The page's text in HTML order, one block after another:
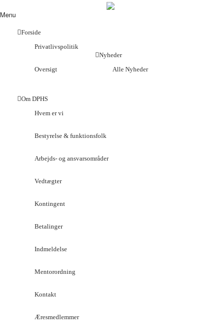
Menu
Forside
Privatlivspolitik
Oversigt
Nyheder
Alle Nyheder
Om DPHS
Hvem er vi
Bestyrelse & funktionsfolk
Arbejds- og ansvarsområder
Vedtægter
Kontingent
Betalinger
Indmeldelse
Mentorordning
Kontakt
Æresmedlemmer